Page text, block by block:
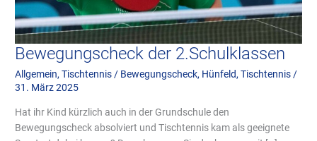
Bewegungscheck der 2.Schulklassen
Allgemein,Tischtennis / Bewegungscheck, Hünfeld,Tischtennis /
31. März 2025
Hat ihr Kind kürzlich auch in der Grundschule den
Bewegungscheck absolviert und Tischtennis kam als geeignete